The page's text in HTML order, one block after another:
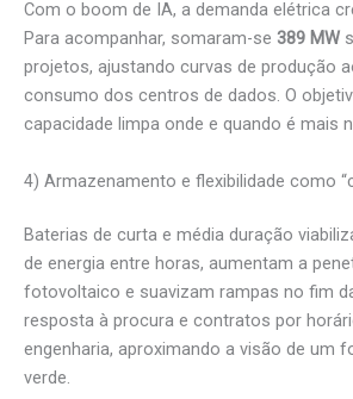
Com o boom de IA, a demanda elétrica
Para acompanhar, somaram-se 389 MW
projetos, ajustando curvas de produção
consumo dos centros de dados. O
capacidade limpa onde e quando é mais
4) Armazenamento e flexibilidade como
Baterias de curta e média duração
de energia entre horas, aumentam a
fotovoltaico e suavizam rampas no fim
resposta à procura e contratos por
engenharia, aproximando a visão de um
verde.